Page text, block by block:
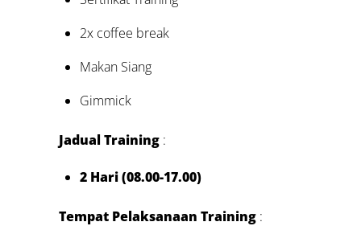
2x coffee break
Makan Siang
Gimmick
Jadual Training :
2 Hari (08.00-17.00)
Tempat Pelaksanaan Training :